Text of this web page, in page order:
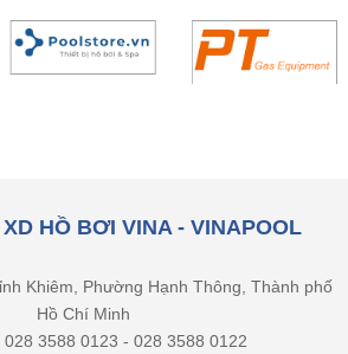
HỒ BƠI VINA - VINAPOOL
Khiêm, Phường Hạnh Thông, Thành phố
Hồ Chí Minh
3588 0123 - 028 3588 0122